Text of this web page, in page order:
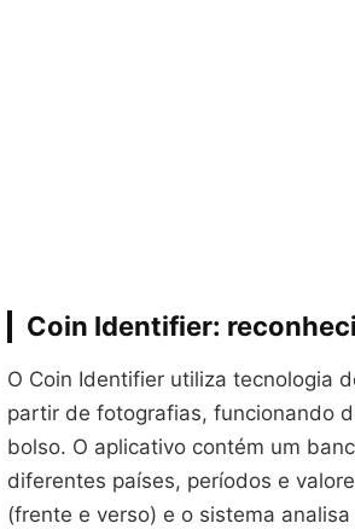
Coin Identifier:
O Coin Identifier utiliza tecnologia
partir de fotografias, funcionando
bolso. O aplicativo contém um
diferentes países, períodos e
(frente e verso) e o sistema